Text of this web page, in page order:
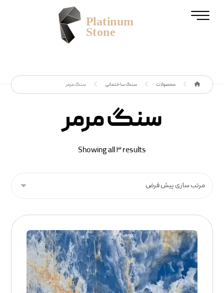
محصولات سنگ‌ ساختمانی سنگ مرمر
سنگ مرمر
Showing all ۳ results